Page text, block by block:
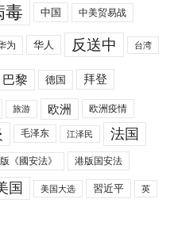
毒 中国 中美贸易战
为 华人 反送中 台湾
巴黎 德国 拜登
旅游 欧洲 欧洲疫情
毛泽东 江泽民 法国
《國安法》 港版国安法
国 美国大选 習近平 英